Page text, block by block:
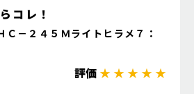
コレ！
Ｃ－２４５Ｍライトヒラメ７：
評価★ ★ ★ ★ ★